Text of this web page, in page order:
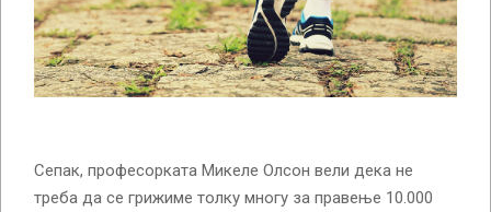
Сепак, професорката Микеле Олсон вели дека не
треба да се грижиме толку многу за правење 10.000